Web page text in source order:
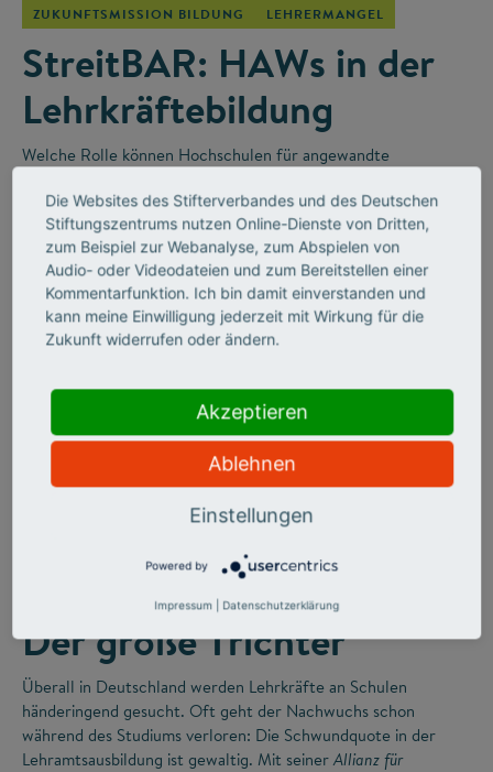
ZUKUNFTSMISSION BILDUNG LEHRERMANGEL
StreitBAR: HAWs in der
Lehrkräftebildung
Welche Rolle können Hochschulen für angewandte
Berufsschulen spielen? Darüber wurde in der „StreitBAR“
einem Online-Diskussionsformat des Stifterverbandes–
leidenschaftlich diskutiert.
Der große Trichter
Überall in Deutschland werden Lehrkräfte an Schulen
händeringend gesucht. Oft geht der Nachwuchs schon
während des Studiums verloren: Die Schwundquote in der
Lehramtsausbildung ist gewaltig. Mit seiner Allianz für
Die Websites des Stifterverbandes und des Deutschen
Stiftungszentrums nutzen Online-Dienste von Dritten,
zum Beispiel zur Webanalyse, zum Abspielen von
Audio- oder Videodateien und zum Bereitstellen einer
Kommentarfunktion. Ich bin damit einverstanden und
kann meine Einwilligung jederzeit mit Wirkung für die
Zukunft widerrufen oder ändern.
Akzeptieren
Ablehnen
Einstellungen
Powered by
Impressum Datenschutzerklärung